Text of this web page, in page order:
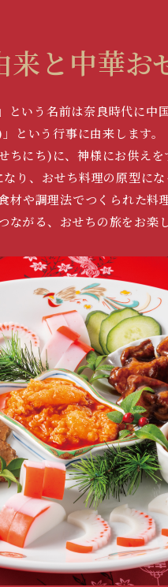
来と中華お
という名前は奈良時代に中
という行事に由来します。
にち)に、神様にお供えを
り、おせち料理の原型にな
や調理法でつくられた料
ながる、おせちの旅をお楽